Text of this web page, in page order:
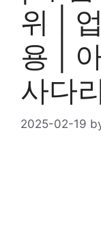
위 |
용 |
사다
2025-02-19